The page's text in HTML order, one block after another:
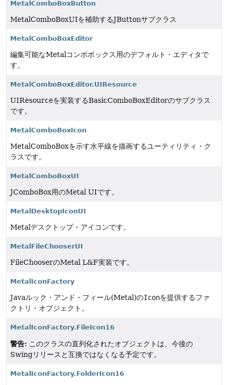
MetalComboBoxButton
MetalComboBoxUIを補助するJButtonサブクラス
MetalComboBoxEditor
編集可能なMetalコンボボックス用のデフォルト・エディタで
す。
MetalComboBoxEditor.UIResource
UIResourceを実装するBasicComboBoxEditorのサブクラス
です。
MetalComboBoxIcon
MetalComboBoxを示す水平線を描画するユーティリティ・ク
ラスです。
MetalComboBoxUI
JComboBox用のMetal UIです。
MetalDesktopIconUI
Metalデスクトップ・アイコンです。
MetalFileChooserUI
FileChooserのMetal L&F実装です。
MetalIconFactory
Javaルック・アンド・フィール(Metal)のIconを提供するファ
クトリ・オブジェクト。
MetalIconFactory.FileIcon16
警告: このクラスの直列化されたオブジェクトは、今後の
Swingリリースと互換ではなくなる予定です。
MetalIconFactory.FolderIcon16